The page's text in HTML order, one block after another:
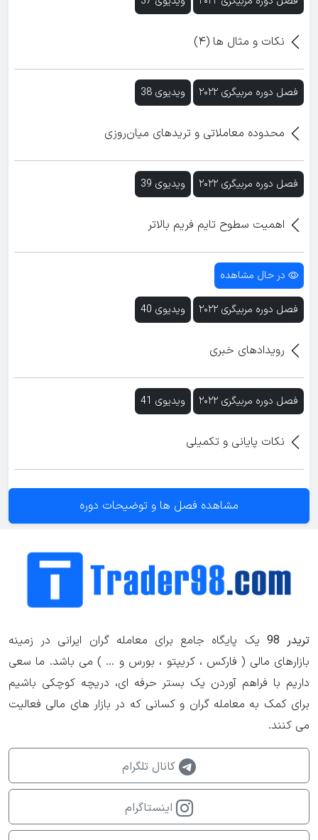
نکات و مثال ها (۴)
فصل دوره مربیگری ۲۰۲۲ ویدیوی 38
محدوده معاملاتی و تریدهای میان‌روزی
فصل دوره مربیگری ۲۰۲۲ ویدیوی 39
اهمیت سطوح تایم فریم بالاتر
در حال مشاهده
فصل دوره مربیگری ۲۰۲۲ ویدیوی 40
رویدادهای خبری
فصل دوره مربیگری ۲۰۲۲ ویدیوی 41
نکات پایانی و تکمیلی
مشاهده فصل ها و توضیحات دوره
تریدر 98
یک پایگاه جامع برای معامله گران ایرانی در زمینه
بازارهای مالی ( فارکس ، کریپتو ، بورس و ... ) می باشد. ما سعی
داریم با فراهم آوردن یک بستر حرفه ای، دریچه کوچکی باشیم
برای کمک به معامله گران و کسانی که در بازار های مالی فعالیت
می کنند.
کانال تلگرام
اینستاگرام